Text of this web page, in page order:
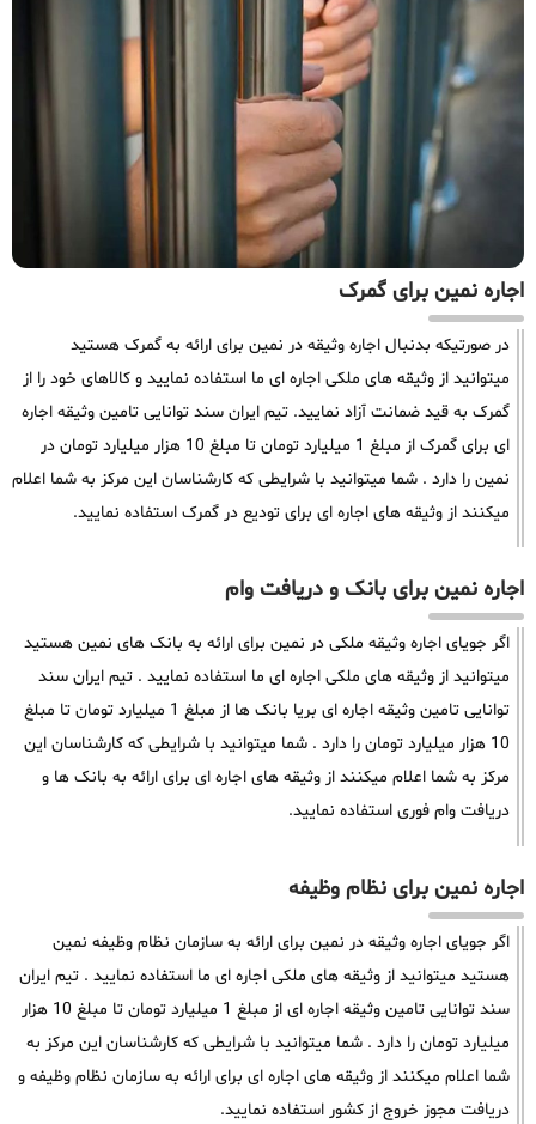
اجاره نمین برای گمرک
در صورتیکه بدنبال اجاره وثیقه در نمین برای ارائه به گمرک هستید
میتوانید از وثیقه های ملکی اجاره ای ما استفاده نمایید و کالاهای خود را از
گمرک به قید ضمانت آزاد نمایید. تیم ایران سند توانایی تامین وثیقه اجاره
ای برای گمرک از مبلغ 1 میلیارد تومان تا مبلغ 10 هزار میلیارد تومان در
نمین را دارد . شما میتوانید با شرایطی که کارشناسان این مرکز به شما اعلام
میکنند از وثیقه های اجاره ای برای تودیع در گمرک استفاده نمایید.
اجاره نمین برای بانک و دریافت وام
اگر جویای اجاره وثیقه ملکی در نمین برای ارائه به بانک های نمین هستید
میتوانید از وثیقه های ملکی اجاره ای ما استفاده نمایید . تیم ایران سند
توانایی تامین وثیقه اجاره ای بریا بانک ها از مبلغ 1 میلیارد تومان تا مبلغ
10 هزار میلیارد تومان را دارد . شما میتوانید با شرایطی که کارشناسان این
مرکز به شما اعلام میکنند از وثیقه های اجاره ای برای ارائه به بانک ها و
دریافت وام فوری استفاده نمایید.
اجاره نمین برای نظام وظیفه
اگر جویای اجاره وثیقه در نمین برای ارائه به سازمان نظام وظیفه نمین
هستید میتوانید از وثیقه های ملکی اجاره ای ما استفاده نمایید . تیم ایران
سند توانایی تامین وثیقه اجاره ای از مبلغ 1 میلیارد تومان تا مبلغ 10 هزار
میلیارد تومان را دارد . شما میتوانید با شرایطی که کارشناسان این مرکز به
شما اعلام میکنند از وثیقه های اجاره ای برای ارائه به سازمان نظام وظیفه و
دریافت مجوز خروج از کشور استفاده نمایید.